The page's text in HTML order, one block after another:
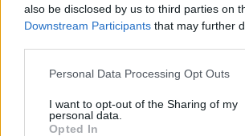
also be disclosed by us to third parties on
Downstream Participants that may further
Personal Data Processing Opt Outs
I want to opt-out of the Sharing of my
personal data.
Opted In